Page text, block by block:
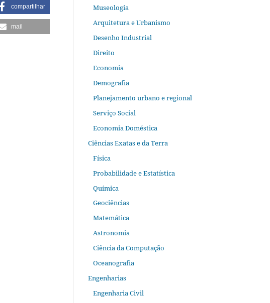
compartilhar
mail
Museologia
Arquitetura e Urbanismo
Desenho Industrial
Direito
Economia
Demografia
Planejamento urbano e regional
Serviço Social
Economia Doméstica
Ciências Exatas e da Terra
Física
Probabilidade e Estatística
Química
Geociências
Matemática
Astronomia
Ciência da Computação
Oceanografia
Engenharias
Engenharia Civil